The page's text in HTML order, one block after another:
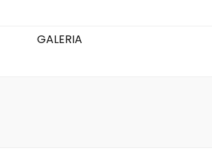
GALERIA